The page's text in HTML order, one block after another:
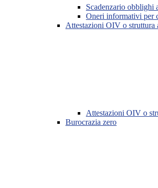
Scadenzario obblighi
Oneri informativi per
Attestazioni OIV o struttura
Attestazioni OIV o
Burocrazia zero